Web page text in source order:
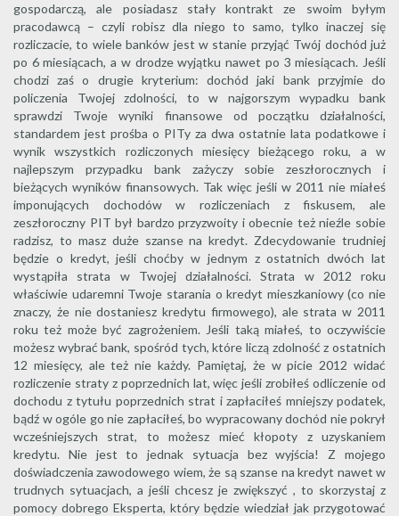
gospodarczą, ale posiadasz stały kontrakt ze swoim byłym
pracodawcą – czyli robisz dla niego to samo, tylko inaczej się
rozliczacie, to wiele banków jest w stanie przyjąć Twój dochód już
po 6 miesiącach, a w drodze wyjątku nawet po 3 miesiącach. Jeśli
chodzi zaś o drugie kryterium: dochód jaki bank przyjmie do
policzenia Twojej zdolności, to w najgorszym wypadku bank
sprawdzi Twoje wyniki finansowe od początku działalności,
standardem jest prośba o PITy za dwa ostatnie lata podatkowe i
wynik wszystkich rozliczonych miesięcy bieżącego roku, a w
najlepszym przypadku bank zażyczy sobie zeszłorocznych i
bieżących wyników finansowych. Tak więc jeśli w 2011 nie miałeś
imponujących dochodów w rozliczeniach z fiskusem, ale
zeszłoroczny PIT był bardzo przyzwoity i obecnie też nieźle sobie
radzisz, to masz duże szanse na kredyt. Zdecydowanie trudniej
będzie o kredyt, jeśli choćby w jednym z ostatnich dwóch lat
wystąpiła strata w Twojej działalności. Strata w 2012 roku
właściwie udaremni Twoje starania o kredyt mieszkaniowy (co nie
znaczy, że nie dostaniesz kredytu firmowego), ale strata w 2011
roku też może być zagrożeniem. Jeśli taką miałeś, to oczywiście
możesz wybrać bank, spośród tych, które liczą zdolność z ostatnich
12 miesięcy, ale też nie każdy. Pamiętaj, że w picie 2012 widać
rozliczenie straty z poprzednich lat, więc jeśli zrobiłeś odliczenie od
dochodu z tytułu poprzednich strat i zapłaciłeś mniejszy podatek,
bądź w ogóle go nie zapłaciłeś, bo wypracowany dochód nie pokrył
wcześniejszych strat, to możesz mieć kłopoty z uzyskaniem
kredytu. Nie jest to jednak sytuacja bez wyjścia! Z mojego
doświadczenia zawodowego wiem, że są szanse na kredyt nawet w
trudnych sytuacjach, a jeśli chcesz je zwiększyć , to skorzystaj z
pomocy dobrego Eksperta, który będzie wiedział jak przygotować